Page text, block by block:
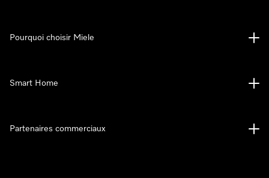
Pourquoi choisir Miele
Smart Home
Partenaires commerciaux